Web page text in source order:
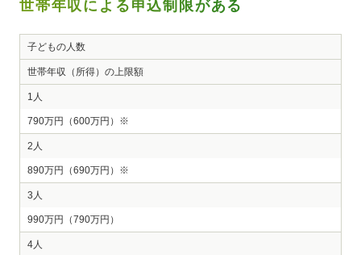
世帯年収による申込制限がある
子どもの人数
世帯年収（所得）の上限額
1人
790万円（600万円）※
2人
890万円（690万円）※
3人
990万円（790万円）
4人